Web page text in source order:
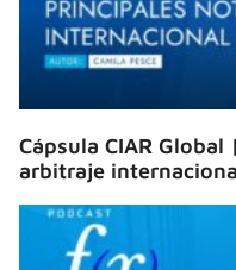
Cápsula CIAR
arbitraje